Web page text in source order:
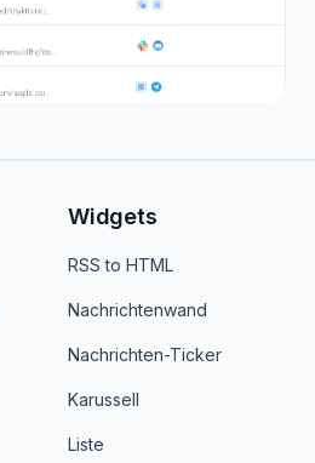
Widgets
RSS to HTML
Nachrichtenwand
Nachrichten-Ticker
Karussell
Liste